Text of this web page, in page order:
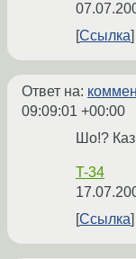
Ссылка
Ответ на:
09:09:01 +00:00
Шо!?
T-34
Ссылка